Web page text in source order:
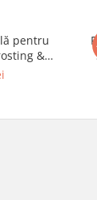
pentru
&